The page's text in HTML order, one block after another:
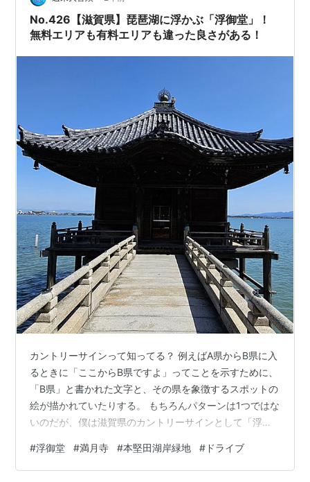
念事業の一環として、1998年3月に開館した。 本館の設
計施工は竹中工務店で、…
No.426【滋賀県】琵琶湖に浮かぶ「浮御堂」！
無料エリアも有料エリアも違った良さがある！
カントリーサインって知ってる？ 例えばA県からB県に入
るときに「ここからB県ですよ」ってことを示すために、
「B県」と書かれた文字と、その県を象徴するスポットの
絵が描かれていたりする。 もちろんパターンは1つではな
いのだが、僕は滋賀県のカントリーサインとして「浮御
は大体あなたもそうだろうが、その琵琶湖の象徴と言え
ば浮御堂かなって思うのだ。 琵琶湖へと突き出た橋の先
#浮御堂 #満月寺 #本堅田湖岸緑地 # ドライブ